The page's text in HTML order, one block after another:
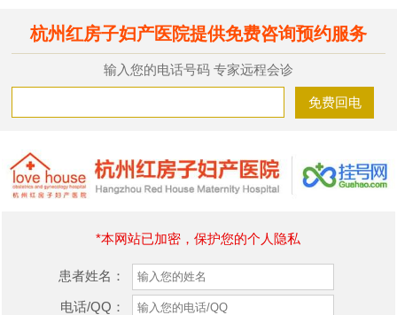
杭州红房子妇产医院提供免费咨询预约服务
输入您的电话号码 专家远程会诊
*本网站已加密，保护您的个人隐私
患者姓名：
电话/QQ：